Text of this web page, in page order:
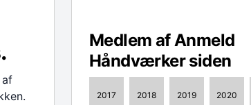
Medlem af Anmeld
Håndværker siden
2017 2018 2019 2020